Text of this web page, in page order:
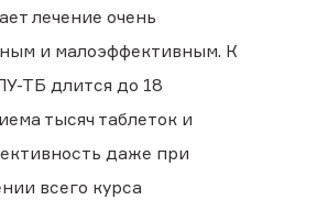
лечение очень
и малоэффективным. К
ТБ длится до 18
тысяч таблеток и
даже при
всего курса